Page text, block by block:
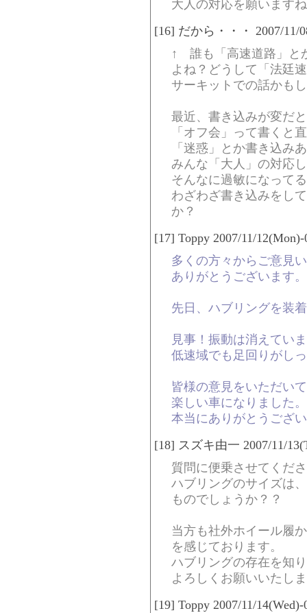
大人の対応を願います
[16] だから・・・ 2007/11/
↑ 誰も「高速道路」と
よね？どうして「法廷
サーキットでの話かも
最近、書き込みが変だ
「オフ会」って書くと
「迷惑」とか書き込み
みんな「大人」の対応
そんなに過敏になって
わざわざ書き込みをし
か？
[17] Toppy 2007/11/
多くの方々からご意見
ありがとうございます。
先日、ハブリングを装
見事！振動は消えてい
低速域でも足回りがし
皆様の意見をいただい
楽しい車になりました。
本当にありがとうござ
[18] スズキ由一 2007/11/
質問に便乗させてくだ
ハブリングのサイズは
ものでしょうか？？
当方も社外ホイール履
を感じております。
ハブリングの存在を知
よろしくお願いいたし
[19] Toppy 2007/11/